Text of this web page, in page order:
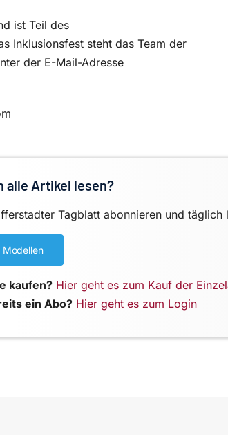
ist Teil des
Inklusionsfest steht das Team der
der E-Mail-Adresse
alle Artikel lesen?
Tagblatt abonnieren und täglich
kaufen? Hier geht es zum Kauf der
ein Abo? Hier geht es zum Login